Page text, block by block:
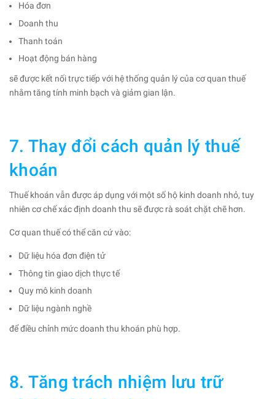
Hóa đơn
Doanh thu
Thanh toán
Hoạt động bán hàng
sẽ được kết nối trực tiếp với hệ thống quản lý của cơ quan thuế
nhằm tăng tính minh bạch và giảm gian lận.
7. Thay đổi cách quản lý thuế
khoán
Thuế khoán vẫn được áp dụng với một số hộ kinh doanh nhỏ, tuy
nhiên cơ chế xác định doanh thu sẽ được rà soát chặt chẽ hơn.
Cơ quan thuế có thể căn cứ vào:
Dữ liệu hóa đơn điện tử
Thông tin giao dịch thực tế
Quy mô kinh doanh
Dữ liệu ngành nghề
để điều chỉnh mức doanh thu khoán phù hợp.
8. Tăng trách nhiệm lưu trữ